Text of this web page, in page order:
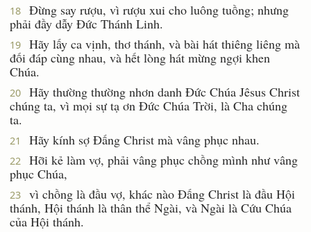
18
Ðừng say rượu, vì rượu xui cho luông tuồng; nhưng
phải đầy dẫy Ðức Thánh Linh.
19
Hãy lấy ca vịnh, thơ thánh, và bài hát thiêng liêng mà
đối đáp cùng nhau, và hết lòng hát mừng ngợi khen
Chúa.
20
Hãy thường thường nhơn danh Ðức Chúa Jêsus Christ
chúng ta, vì mọi sự tạ ơn Ðức Chúa Trời, là Cha chúng
ta.
21 Hãy kính sợ Ðấng Christ mà vâng phục nhau.
22
Hỡi kẻ làm vợ, phải vâng phục chồng mình như vâng
phục Chúa,
23
vì chồng là đầu vợ, khác nào Ðấng Christ là đầu Hội
thánh, Hội thánh là thân thể Ngài, và Ngài là Cứu Chúa
của Hội thánh.